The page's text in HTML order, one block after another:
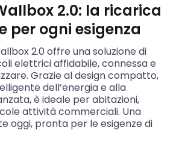
2.0: la ricarica
per ogni esigenza
2.0 offre una soluzione di
elettrici affidabile, connessa e
Grazie al design compatto,
dell’energia e alla
è ideale per abitazioni,
attività commerciali. Una
oggi, pronta per le esigenze di